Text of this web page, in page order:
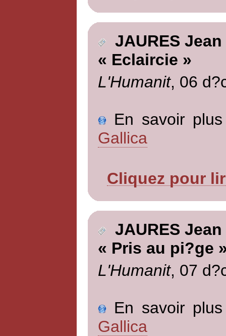
JAURES Jean
« Eclaircie »
L'Humanit, 06
En savoir
Gallica
Cliquez pour
JAURES Jean
« Pris au pi?ge
L'Humanit, 07
En savoir
Gallica